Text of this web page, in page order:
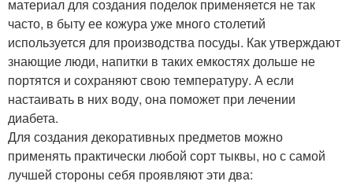
материал для создания поделок применяется не так
часто, в быту ее кожура уже много столетий
используется для производства посуды. Как утверждают
знающие люди, напитки в таких емкостях дольше не
портятся и сохраняют свою температуру. А если
настаивать в них воду, она поможет при лечении
диабета.
Для создания декоративных предметов можно
применять практически любой сорт тыквы, но с самой
лучшей стороны себя проявляют эти два: